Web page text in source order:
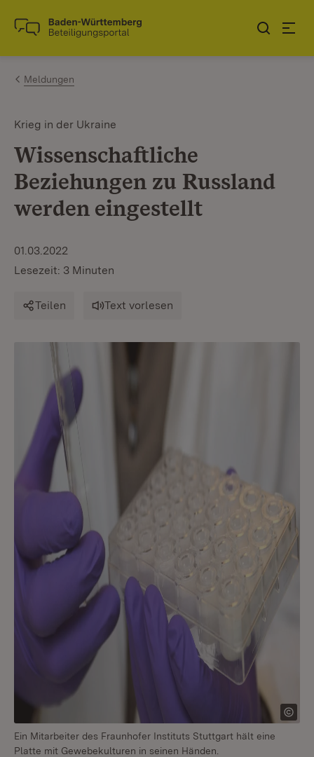
Zum Inhalt springen
Link zur Startseite
Meldungen
Krieg in der Ukraine
Wissenschaftliche
Beziehungen zu Russland
werden eingestellt
01.03.2022
Lesezeit: 3 Minuten
Teilen Text vorlesen
Ein Mitarbeiter des Fraunhofer Instituts Stuttgart hält eine
Platte mit Gewebekulturen in seinen Händen.